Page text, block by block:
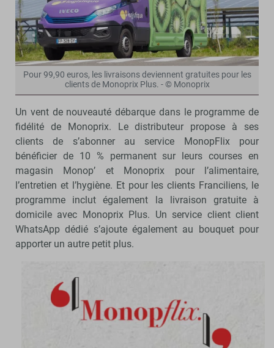
Pour 99,90 euros, les livraisons deviennent gratuites pour les
clients de Monoprix Plus. - © Monoprix
Un vent de nouveauté débarque dans le programme de
fidélité de Monoprix. Le distributeur propose à ses
clients de s’abonner au service MonopFlix pour
bénéficier de 10 % permanent sur leurs courses en
magasin Monop’ et Monoprix pour l’alimentaire,
l’entretien et l’hygiène. Et pour les clients Franciliens, le
programme inclut également la livraison gratuite à
domicile avec Monoprix Plus. Un service client client
WhatsApp dédié s’ajoute également au bouquet pour
apporter un autre petit plus.